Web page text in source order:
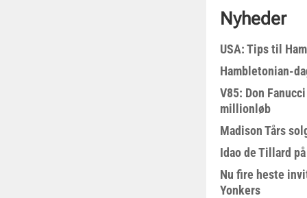
Nyheder
USA: Tips til
Hambletonian-
V85: Don
millionløb
Madison Tårs
Idao de Tillard
Nu fire heste
Yonkers